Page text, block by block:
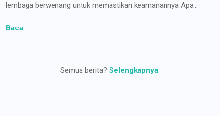
lembaga berwenang untuk memastikan keamanannya Apa...
Baca
Semua berita? Selengkapnya